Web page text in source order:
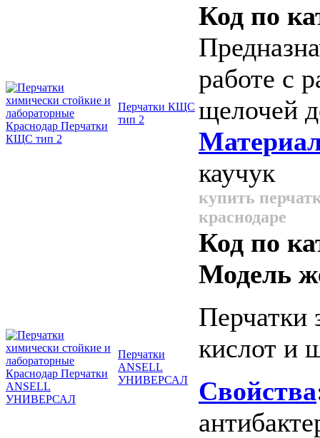
Перчатки КЩС
тип 2
Код по
работе с
щелочей
каучук
купить
краснодаре
Перчатки
ANSELL
УНИВЕРСАЛ
Код по
Модель
Перчатки
кислот и
Свойства